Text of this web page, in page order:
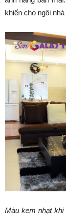
khiến cho ngôi
Màu kem nhạt